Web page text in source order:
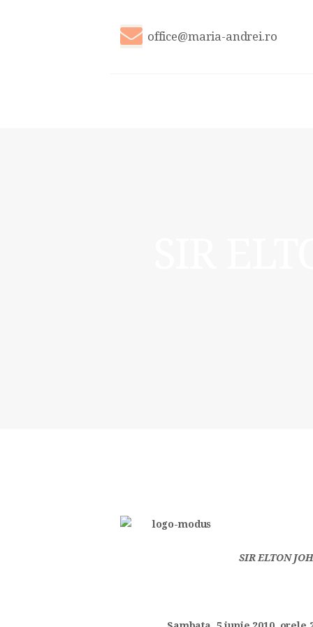
office@maria-andrei.ro
SIR ELTON